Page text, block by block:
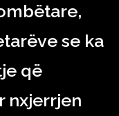
se ka
që
nxjerrjen